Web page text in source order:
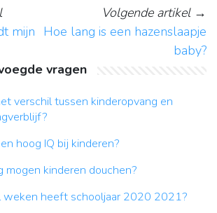
mijn
Volgende artikel→
Hoe lang is een hazenslaapje
baby?
vragen
verschil tussen kinderopvang en
hoog IQ bij kinderen?
mogen kinderen douchen?
weken heeft schooljaar 2020 2021?